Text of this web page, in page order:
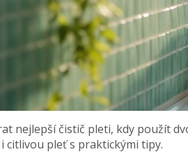
nejlepší čistič pleti, kdy použít
citlivou pleť s praktickými tipy.